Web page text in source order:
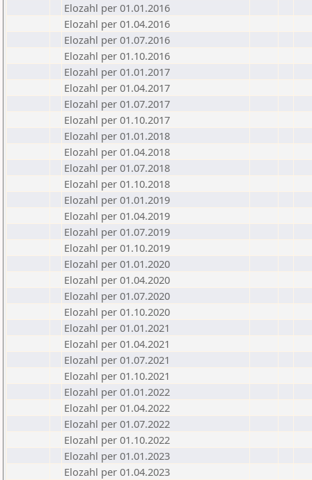
Elozahl per 01.01.2016
Elozahl per 01.04.2016
Elozahl per 01.07.2016
Elozahl per 01.10.2016
Elozahl per 01.01.2017
Elozahl per 01.04.2017
Elozahl per 01.07.2017
Elozahl per 01.10.2017
Elozahl per 01.01.2018
Elozahl per 01.04.2018
Elozahl per 01.07.2018
Elozahl per 01.10.2018
Elozahl per 01.01.2019
Elozahl per 01.04.2019
Elozahl per 01.07.2019
Elozahl per 01.10.2019
Elozahl per 01.01.2020
Elozahl per 01.04.2020
Elozahl per 01.07.2020
Elozahl per 01.10.2020
Elozahl per 01.01.2021
Elozahl per 01.04.2021
Elozahl per 01.07.2021
Elozahl per 01.10.2021
Elozahl per 01.01.2022
Elozahl per 01.04.2022
Elozahl per 01.07.2022
Elozahl per 01.10.2022
Elozahl per 01.01.2023
Elozahl per 01.04.2023